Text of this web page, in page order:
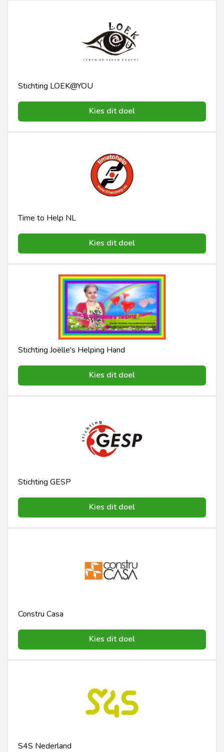
Stichting LOEK@YOU
Kies dit doel
Time to Help NL
Kies dit doel
Stichting Joëlle's Helping Hand
Kies dit doel
Stichting GESP
Kies dit doel
Constru Casa
Kies dit doel
S4S Nederland